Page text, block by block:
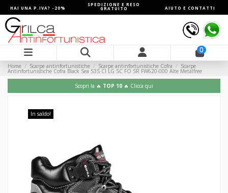
HAI UNA P.IVA? -20%
SPEDIZIONE E RESO
GRATUITO AIUTO E CONTATTI
0
Home Scarpe antinfortunistiche Scarpe antinfortunistiche Cofra Scarpe
Antinfortunistiche Cofra Black Sea S3S CI LG SC FO SR FW620-000 Alte Metalfree
Scopri la 🔥 TOP 10 🔥 Clicca qui
In saldo!